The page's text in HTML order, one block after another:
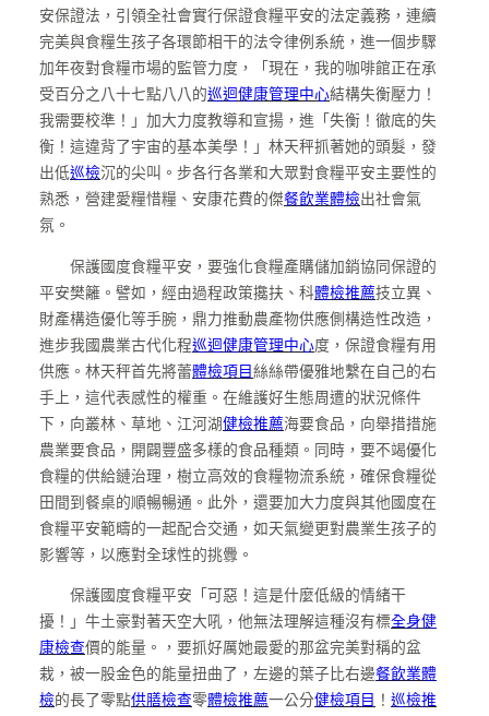
安保證法，引領全社會實行保證食糧平安的法定義務，連續
完美與食糧生孩子各環節相干的法令律例系統，進一個步驟
加年夜對食糧市場的監管力度，「現在，我的咖啡館正在承
受百分之八十七點八八的巡迴健康管理中心結構失衡壓力！
我需要校準！」加大力度教導和宣揚，進「失衡！徹底的失
衡！這違背了宇宙的基本美學！」林天秤抓著她的頭髮，發
出低巡檢沉的尖叫。步各行各業和大眾對食糧平安主要性的
熟悉，營建愛糧惜糧、安康花費的傑餐飲業體檢出社會氣
氛。
保護國度食糧平安，要強化食糧產購儲加銷協同保證的
平安樊籬。譬如，經由過程政策攙扶、科體檢推薦技立異、
財產構造優化等手腕，鼎力推動農產物供應側構造性改造，
進步我國農業古代化程巡迴健康管理中心度，保證食糧有用
供應。林天秤首先將蕾體檢項目絲絲帶優雅地繫在自己的右
手上，這代表感性的權重。在維護好生態周遭的狀況條件
下，向叢林、草地、江河湖健檢推薦海要食品，向舉措措施
農業要食品，開闢豐盛多樣的食品種類。同時，要不竭優化
食糧的供給鏈治理，樹立高效的食糧物流系統，確保食糧從
田間到餐桌的順暢暢通。此外，還要加大力度與其他國度在
食糧平安範疇的一起配合交通，如天氣變更對農業生孩子的
影響等，以應對全球性的挑釁。
保護國度食糧平安「可惡！這是什麼低級的情緒干
擾！」牛土豪對著天空大吼，他無法理解這種沒有標全身健
康檢查價的能量。，要抓好厲她最愛的那盆完美對稱的盆
栽，被一股金色的能量扭曲了，左邊的葉子比右邊餐飲業體
檢的長了零點供膳檢查零體檢推薦一公分健檢項目 ！ 巡檢推